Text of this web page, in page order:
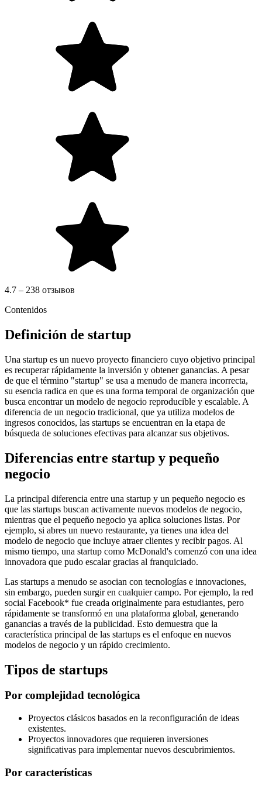
4.7 – 238 отзывов
Contenidos
Definición de startup
Una startup es un nuevo proyecto financiero cuyo objetivo principal
es recuperar rápidamente la inversión y obtener ganancias. A pesar
de que el término "startup" se usa a menudo de manera incorrecta,
su esencia radica en que es una forma temporal de organización que
busca encontrar un modelo de negocio reproducible y escalable. A
diferencia de un negocio tradicional, que ya utiliza modelos de
ingresos conocidos, las startups se encuentran en la etapa de
búsqueda de soluciones efectivas para alcanzar sus objetivos.
Diferencias entre startup y pequeño
negocio
La principal diferencia entre una startup y un pequeño negocio es
que las startups buscan activamente nuevos modelos de negocio,
mientras que el pequeño negocio ya aplica soluciones listas. Por
ejemplo, si abres un nuevo restaurante, ya tienes una idea del
modelo de negocio que incluye atraer clientes y recibir pagos. Al
mismo tiempo, una startup como McDonald's comenzó con una idea
innovadora que pudo escalar gracias al franquiciado.
Las startups a menudo se asocian con tecnologías e innovaciones,
sin embargo, pueden surgir en cualquier campo. Por ejemplo, la red
social Facebook* fue creada originalmente para estudiantes, pero
rápidamente se transformó en una plataforma global, generando
ganancias a través de la publicidad. Esto demuestra que la
característica principal de las startups es el enfoque en nuevos
modelos de negocio y un rápido crecimiento.
Tipos de startups
Por complejidad tecnológica
Proyectos clásicos basados en la reconfiguración de ideas
existentes.
Proyectos innovadores que requieren inversiones
significativas para implementar nuevos descubrimientos.
Por características